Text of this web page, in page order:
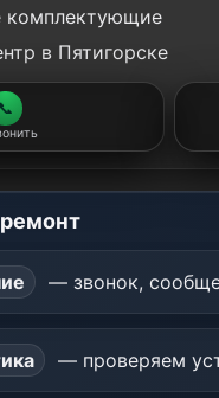
комплектующие
в Пятигорске
📞
— звонок,
— проверяем